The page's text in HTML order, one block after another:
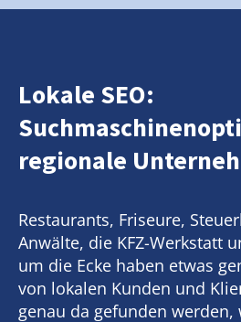
Lokale SEO:
regionale
Restaurants, Friseure,
Anwälte, die KFZ-Werkstatt
um die Ecke haben etwas
von lokalen Kunden und
genau da gefunden werden,